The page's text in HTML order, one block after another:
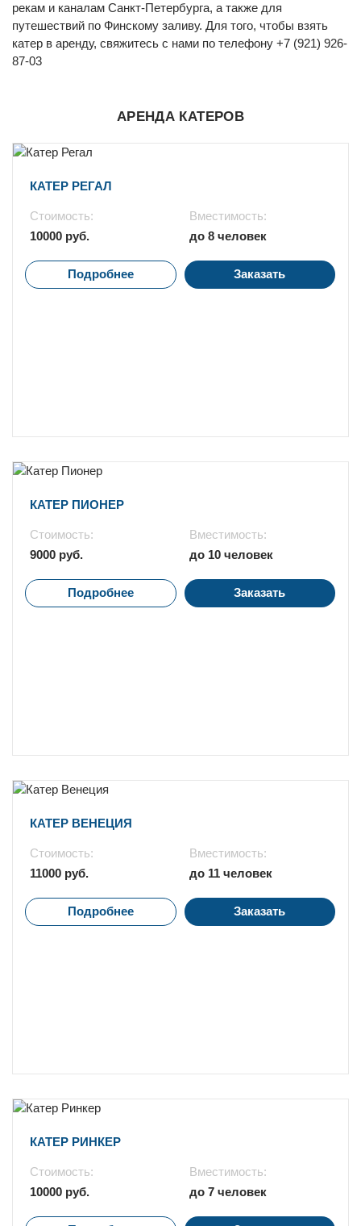
рекам и каналам Санкт-Петербурга, а также для
путешествий по Финскому заливу. Для того, чтобы взять
катер в аренду, свяжитесь с нами по телефону +7 (921) 926-
87-03
АРЕНДА КАТЕРОВ
Стоимость:
10000 руб.
Вместимость:
до 8 человек
Подробнее Заказать
Стоимость:
9000 руб.
Вместимость:
до 10 человек
Подробнее Заказать
Стоимость:
11000 руб.
Вместимость:
до 11 человек
Подробнее Заказать
Стоимость:
10000 руб.
Вместимость:
до 7 человек